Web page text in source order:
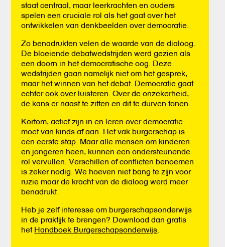
staat centraal, maar leerkrachten en ouders
spelen een cruciale rol als het gaat over het
ontwikkelen van denkbeelden over democratie.
Zo benadrukten velen de waarde van de dialoog.
De bloeiende debatwedstrijden werd gezien als
een doorn in het democratische oog. Deze
wedstrijden gaan namelijk niet om het gesprek,
maar het winnen van het debat. Democratie gaat
echter ook over luisteren. Over de onzekerheid,
de kans er naast te zitten en dit te durven tonen.
Kortom, actief zijn in en leren over democratie
moet van kinds af aan. Het vak burgerschap is
een eerste stap. Maar alle mensen om kinderen
en jongeren heen, kunnen een ondersteunende
rol vervullen. Verschillen of conflicten benoemen
is zeker nodig. We hoeven niet bang te zijn voor
ruzie maar de kracht van de dialoog werd meer
benadrukt.
Heb je zelf interesse om burgerschapsonderwijs
in de praktijk te brengen? Download dan gratis
het Handboek Burgerschapsonderwijs